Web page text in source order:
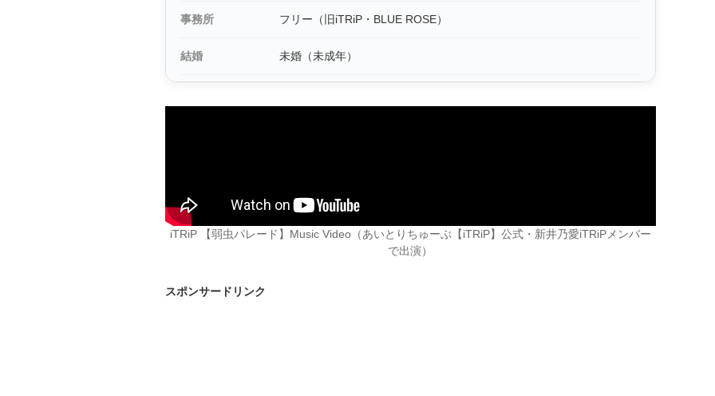
事務所 フリー（旧iTRiP・BLUE ROSE）
結婚 未婚（未成年）
iTRiP 【弱虫パレード】Music Video（あいとりちゅーぶ【iTRiP】公式・新井乃愛iTRiPメンバー
で出演）
スポンサードリンク